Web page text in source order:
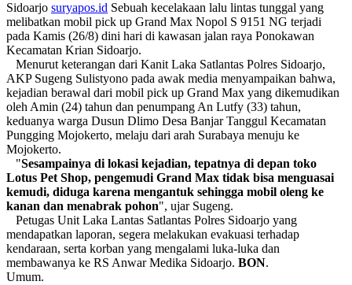
Sidoarjo suryapos.id Sebuah kecelakaan lalu lintas tunggal yang
melibatkan mobil pick up Grand Max Nopol S 9151 NG terjadi
pada Kamis (26/8) dini hari di kawasan jalan raya Ponokawan
Kecamatan Krian Sidoarjo.
Menurut keterangan dari Kanit Laka Satlantas Polres Sidoarjo,
AKP Sugeng Sulistyono pada awak media menyampaikan bahwa,
kejadian berawal dari mobil pick up Grand Max yang dikemudikan
oleh Amin (24) tahun dan penumpang An Lutfy (33) tahun,
keduanya warga Dusun Dlimo Desa Banjar Tanggul Kecamatan
Pungging Mojokerto, melaju dari arah Surabaya menuju ke
Mojokerto.
"Sesampainya di lokasi kejadian, tepatnya di depan toko
Lotus Pet Shop, pengemudi Grand Max tidak bisa menguasai
kemudi, diduga karena mengantuk sehingga mobil oleng ke
kanan dan menabrak pohon", ujar Sugeng.
Petugas Unit Laka Lantas Satlantas Polres Sidoarjo yang
mendapatkan laporan, segera melakukan evakuasi terhadap
kendaraan, serta korban yang mengalami luka-luka dan
membawanya ke RS Anwar Medika Sidoarjo. BON.
Umum.